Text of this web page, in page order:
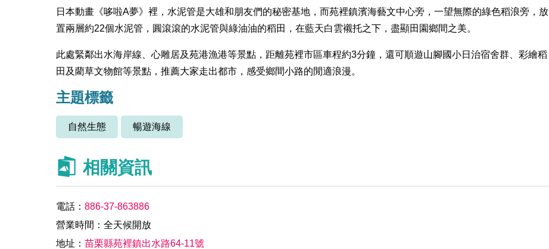
日本動畫《哆啦A夢》裡，水泥管是大雄和朋友們的秘密基地，而苑裡鎮濱海藝文中心旁，一望無際的綠色稻浪旁，放
置兩層約22個水泥管，圓滾滾的水泥管與綠油油的稻田，在藍天白雲襯托之下，盡顯田園鄉間之美。
此處緊鄰出水海岸線、心雕居及苑港漁港等景點，距離苑裡市區車程約3分鐘，還可順遊山腳國小日治宿舍群、彩繪稻
田及藺草文物館等景點，推薦大家走出都市，感受鄉間小路的閒適浪漫。
主題標籤
自然生態 暢遊海線
相關資訊
電話：886-37-863886
營業時間：全天候開放
地址：苗栗縣苑裡鎮出水路64-11號